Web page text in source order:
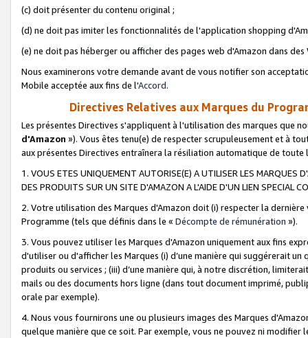
(c) doit présenter du contenu original ;
(d) ne doit pas imiter les fonctionnalités de l'application shopping
(e) ne doit pas héberger ou afficher des pages web d'Amazon dans
Nous examinerons votre demande avant de vous notifier son
Mobile acceptée aux fins de l'Accord.
Directives Relatives aux Marques du
Les présentes Directives s'appliquent à l'utilisation des marques que
d'Amazon »). Vous êtes tenu(e) de respecter scrupuleusement et à
aux présentes Directives entraînera la résiliation automatique de
1. VOUS ETES UNIQUEMENT AUTORISE(E) A UTILISER LES MARQUES
DES PRODUITS SUR UN SITE D'AMAZON A L'AIDE D'UN LIEN SPECIAL
2. Votre utilisation des Marques d'Amazon doit (i) respecter la
Programme (tels que définis dans le « Décompte de rémunération »).
3. Vous pouvez utiliser les Marques d'Amazon uniquement aux fins
d'utiliser ou d'afficher les Marques (i) d’une manière qui suggérerait
produits ou services ; (iii) d’une manière qui, à notre discrétion,
mails ou des documents hors ligne (dans tout document imprimé,
orale par exemple).
4. Nous vous fournirons une ou plusieurs images des Marques
quelque manière que ce soit. Par exemple, vous ne pouvez ni